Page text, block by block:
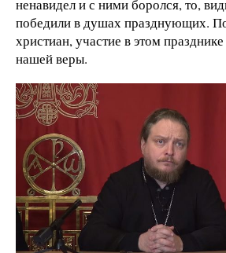
ненавидел и с ними боролся, то,
победили в душах празднующих.
христиан, участие в этом
нашей веры.